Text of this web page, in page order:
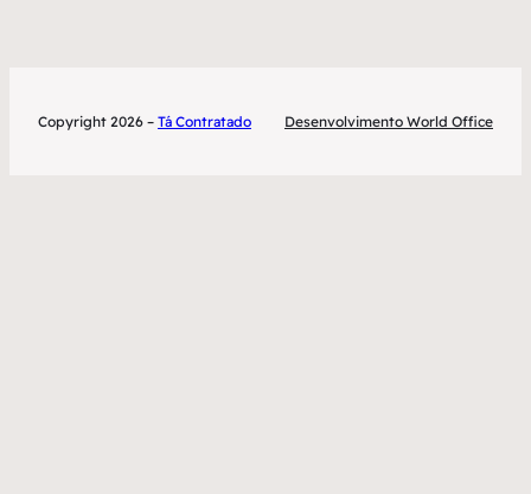
Copyright 2026 – Tá Contratado Desenvolvimento World Office